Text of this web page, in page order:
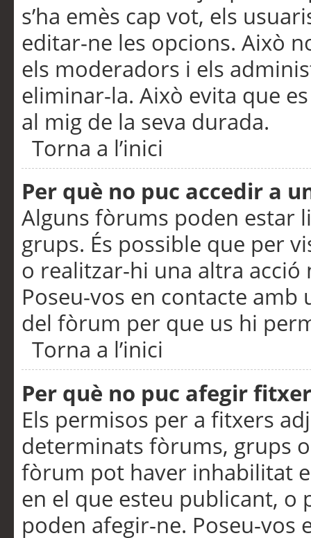
s’ha emès cap vot, els
editar-ne les opcions. Això
els moderadors i els
eliminar-la. Això evita que
al mig de la seva durada.
Torna a l’inici
Per què no puc accedir a
Alguns fòrums poden estar
grups. És possible que per
o realitzar-hi una altra acció
Poseu-vos en contacte
del fòrum per que us hi
Torna a l’inici
Per què no puc afegir
Els permisos per a fitxers
determinats fòrums, grups
fòrum pot haver inhabilitat
en el que esteu publicant,
poden afegir-ne. Poseu-vos